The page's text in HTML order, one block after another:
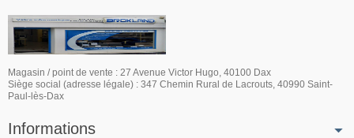
Magasin / point de vente : 27 Avenue Victor Hugo, 40100 Dax
Siège social (adresse légale) : 347 Chemin Rural de Lacrouts, 40990 Saint-
Paul-lès-Dax
Informations